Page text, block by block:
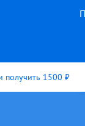
получить 1500 ₽